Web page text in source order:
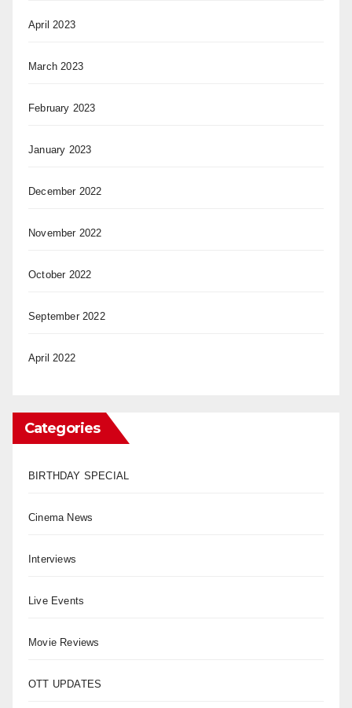
April 2023
March 2023
February 2023
January 2023
December 2022
November 2022
October 2022
September 2022
April 2022
Categories
BIRTHDAY SPECIAL
Cinema News
Interviews
Live Events
Movie Reviews
OTT UPDATES